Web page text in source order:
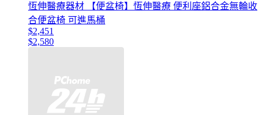
恆伸醫療器材 【便盆椅】恆伸醫療 便利座鋁合金無輪收
合便盆椅 可進馬桶
$2,451
$2,580